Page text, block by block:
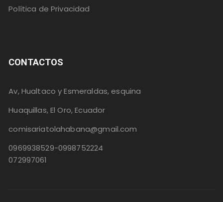
Política de Privacidad
CONTACTOS
Av, Hualtaco y Esmeraldas, esquina
Huaquillas, El Oro, Ecuador
comisariatolahabana@gmail.com
0969938529-0998752224
072997061